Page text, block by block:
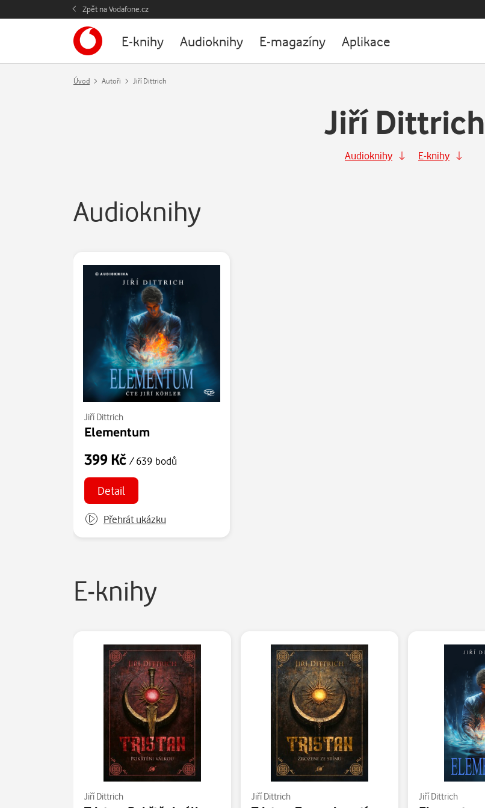
Zpět na Vodafone.cz
E-knihy Audioknihy E-magazíny Aplikace
Úvod Autoři Jiří Dittrich
Jiří Dittrich
Audioknihy E-knihy
Audioknihy
Jiří Dittrich
Elementum
399 Kč / 639 bodů
Detail
Přehrát ukázku
E-knihy
Jiří Dittrich Jiří Dittrich Jiří Dittrich